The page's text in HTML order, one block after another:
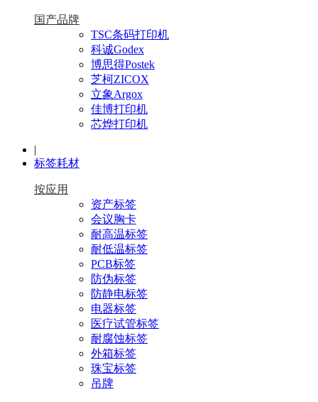
国产品牌
TSC条码打印机
科诚Godex
博思得Postek
芝柯ZICOX
立象Argox
佳博打印机
芯烨打印机
|
标签耗材
按应用
资产标签
会议胸卡
耐高温标签
耐低温标签
PCB标签
防伪标签
防静电标签
电器标签
医疗试管标签
耐腐蚀标签
外箱标签
珠宝标签
吊牌